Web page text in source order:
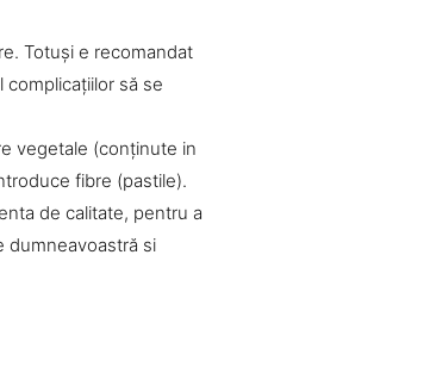
Totuşi e recomandat
să se
vegetale (conţinute in
fibre (pastile).
de calitate, pentru a
dumneavoastră si